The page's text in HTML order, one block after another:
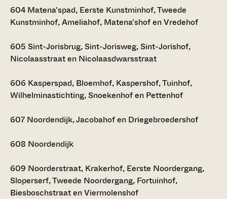
604 Matena'spad, Eerste Kunstminhof, Tweede
Kunstminhof, Ameliahof, Matena'shof en Vredehof
605 Sint-Jorisbrug, Sint-Jorisweg, Sint-Jorishof,
Nicolaasstraat en Nicolaasdwarsstraat
606 Kasperspad, Bloemhof, Kaspershof, Tuinhof,
Wilhelminastichting, Snoekenhof en Pettenhof
607 Noordendijk, Jacobahof en Driegebroedershof
608 Noordendijk
609 Noorderstraat, Krakerhof, Eerste Noordergang,
Sloperserf, Tweede Noordergang, Fortuinhof,
Biesboschstraat en Viermolenshof